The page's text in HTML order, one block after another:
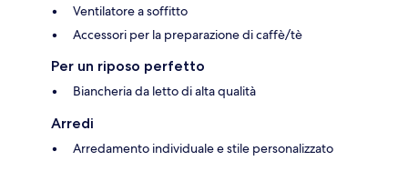
Ventilatore a soffitto
Accessori per la preparazione di caffè/tè
Per un riposo perfetto
Biancheria da letto di alta qualità
Arredi
Arredamento individuale e stile personalizzato